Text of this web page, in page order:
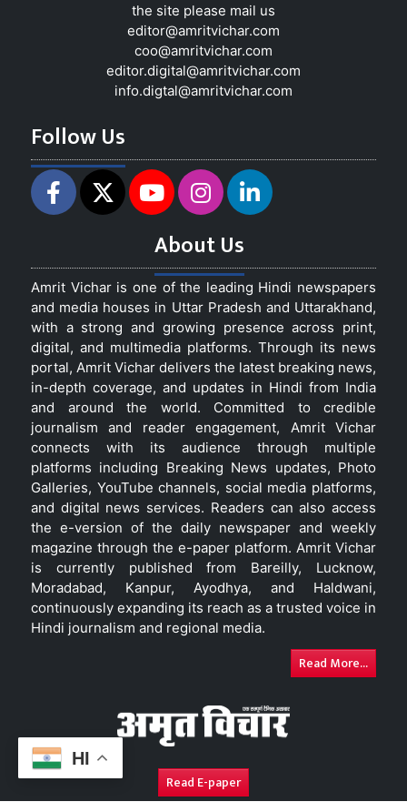
HI
the site please mail us
editor@amritvichar.com
coo@amritvichar.com
editor.digital@amritvichar.com
info.digtal@amritvichar.com
Follow Us
About Us
Amrit Vichar is one of the leading Hindi newspapers
and media houses in Uttar Pradesh and Uttarakhand,
with a strong and growing presence across print,
digital, and multimedia platforms. Through its news
portal, Amrit Vichar delivers the latest breaking news,
in-depth coverage, and updates in Hindi from India
and around the world. Committed to credible
journalism and reader engagement, Amrit Vichar
connects with its audience through multiple
platforms including Breaking News updates, Photo
Galleries, YouTube channels, social media platforms,
and digital news services. Readers can also access
the e-version of the daily newspaper and weekly
magazine through the e-paper platform. Amrit Vichar
is currently published from Bareilly, Lucknow,
Moradabad, Kanpur, Ayodhya, and Haldwani,
continuously expanding its reach as a trusted voice in
Hindi journalism and regional media.
Read More...
Read E-paper